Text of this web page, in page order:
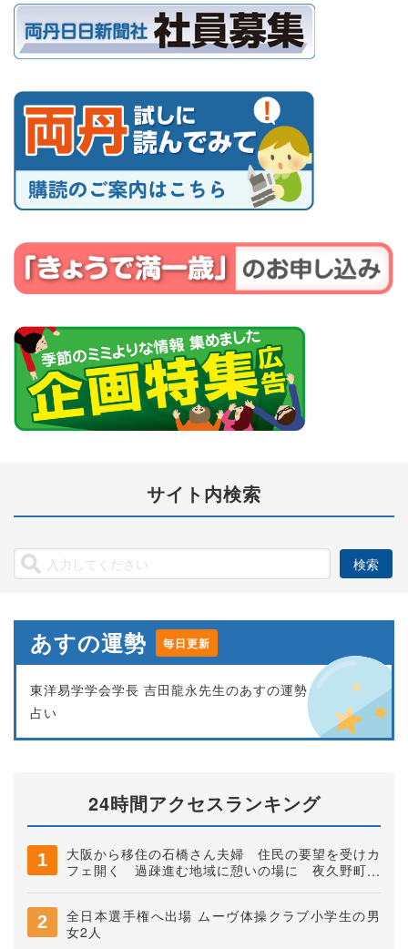
サイト内検索
あすの運勢 毎日更新
東洋易学学会学長 吉田龍永先生のあすの運勢
占い
24時間アクセスランキング
大阪から移住の石橋さん夫婦 住民の要望を受けカ
フェ開く 過疎進む地域に憩いの場に 夜久野町稲
全日本選手権へ出場 ムーヴ体操クラブ小学生の男
女2人